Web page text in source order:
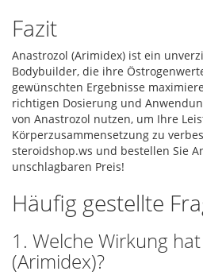
Fazit
Anastrozol (Arimidex) ist ein
Bodybuilder, die ihre
gewünschten Ergebnisse
richtigen Dosierung und
von Anastrozol nutzen, um Ihre
Körperzusammensetzung zu
steroidshop.ws und bestellen Sie
unschlagbaren Preis!
Häufig gestellte
1. Welche Wirkung
(Arimidex)?